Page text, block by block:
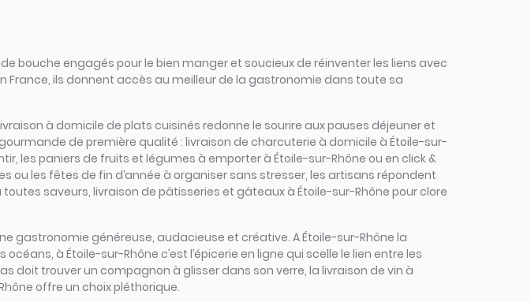
bouche engagés pour le bien manger et soucieux de réinventer les liens avec
ils donnent accès au meilleur de la gastronomie dans toute sa
à domicile de plats cuisinés redonne le sourire aux pauses déjeuner et
de première qualité : livraison de charcuterie à domicile à Étoile-sur-
les paniers de fruits et légumes à emporter à Étoile-sur-Rhône ou en click &
ou les fêtes de fin d’année à organiser sans stresser, les artisans répondent
saveurs, livraison de pâtisseries et gâteaux à Étoile-sur-Rhône pour clore
gastronomie généreuse, audacieuse et créative. A Étoile-sur-Rhône la
à Étoile-sur-Rhône c’est l’épicerie en ligne qui scelle le lien entre les
doit trouver un compagnon à glisser dans son verre, la livraison de vin à
offre un choix pléthorique.